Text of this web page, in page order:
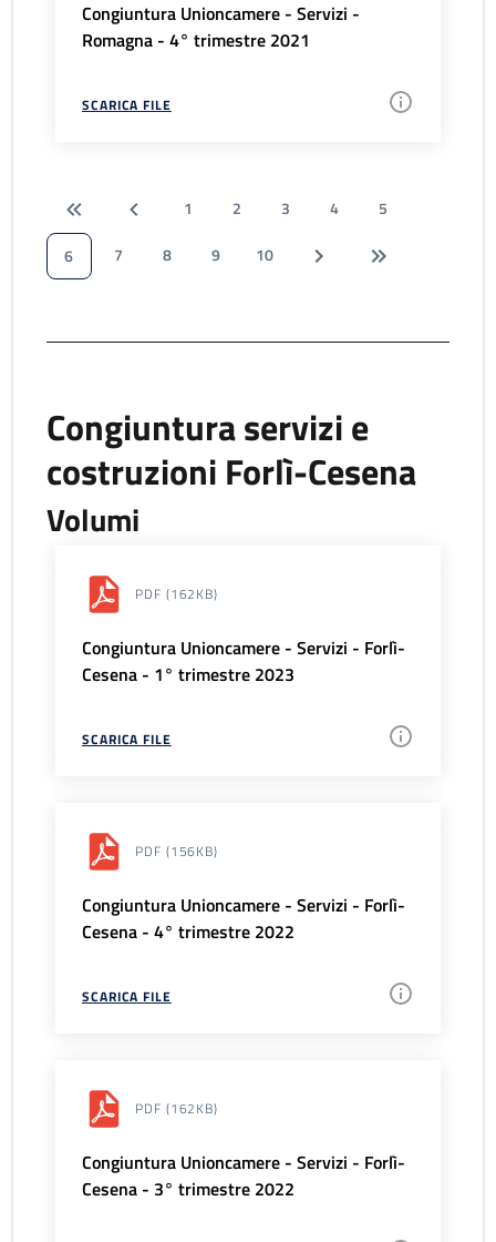
Congiuntura Unioncamere - Servizi -
Romagna - 4° trimestre 2021
SCARICA FILE
1 2 3 4
5
6
7 8 9 10
Congiuntura servizi e
costruzioni Forlì-Cesena
Volumi
PDF (162KB)
Congiuntura Unioncamere - Servizi - Forlì-
Cesena - 1° trimestre 2023
SCARICA FILE
PDF (156KB)
Congiuntura Unioncamere - Servizi - Forlì-
Cesena - 4° trimestre 2022
SCARICA FILE
PDF (162KB)
Congiuntura Unioncamere - Servizi - Forlì-
Cesena - 3° trimestre 2022